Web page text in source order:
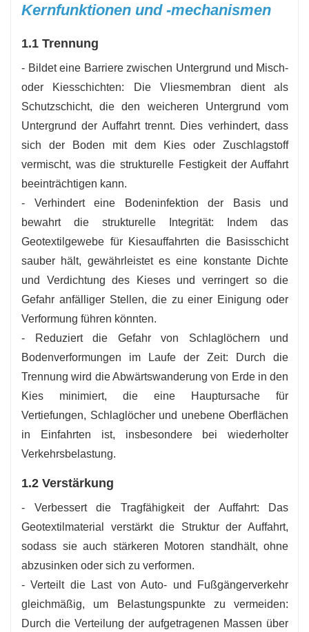
Kernfunktionen und -mechanismen
1.1 Trennung
- Bildet eine Barriere zwischen Untergrund und Misch-
oder Kiesschichten: Die Vliesmembran dient als
Schutzschicht, die den weicheren Untergrund vom
Untergrund der Auffahrt trennt. Dies verhindert, dass
sich der Boden mit dem Kies oder Zuschlagstoff
vermischt, was die strukturelle Festigkeit der Auffahrt
beeinträchtigen kann.
- Verhindert eine Bodeninfektion der Basis und
bewahrt die strukturelle Integrität: Indem das
Geotextilgewebe für Kiesauffahrten die Basisschicht
sauber hält, gewährleistet es eine konstante Dichte
und Verdichtung des Kieses und verringert so die
Gefahr anfälliger Stellen, die zu einer Einigung oder
Verformung führen könnten.
- Reduziert die Gefahr von Schlaglöchern und
Bodenverformungen im Laufe der Zeit: Durch die
Trennung wird die Abwärtswanderung von Erde in den
Kies minimiert, die eine Hauptursache für
Vertiefungen, Schlaglöcher und unebene Oberflächen
in Einfahrten ist, insbesondere bei wiederholter
Verkehrsbelastung.
1.2 Verstärkung
- Verbessert die Tragfähigkeit der Auffahrt: Das
Geotextilmaterial verstärkt die Struktur der Auffahrt,
sodass sie auch stärkeren Motoren standhält, ohne
abzusinken oder sich zu verformen.
- Verteilt die Last von Auto- und Fußgängerverkehr
gleichmäßig, um Belastungspunkte zu vermeiden:
Durch die Verteilung der aufgetragenen Massen über